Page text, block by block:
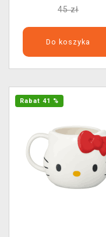
45 zł
Do koszyka
Rabat 41 %